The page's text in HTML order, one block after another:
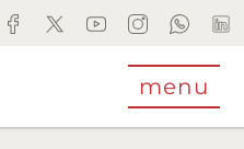
menu